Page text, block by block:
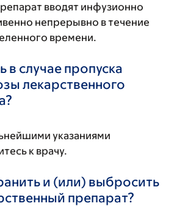
вводят инфузионно
непрерывно в течение
времени.
в случае пропуска
лекарственного
указаниями
к врачу.
и (или) выбросить
препарат?